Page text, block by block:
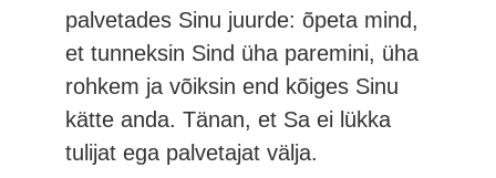
palvetades Sinu juurde: õpeta mind,
et tunneksin Sind üha paremini, üha
rohkem ja võiksin end kõiges Sinu
kätte anda. Tänan, et Sa ei lükka
tulijat ega palvetajat välja.